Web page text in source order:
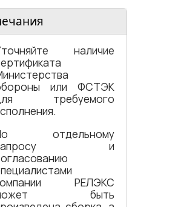
наличие
или ФСТЭК
требуемого
отдельному
и
РЕЛЭКС
быть